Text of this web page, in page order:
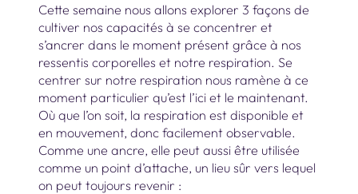
Cette semaine nous allons explorer 3 façons de
cultiver nos capacités à se concentrer et
s’ancrer dans le moment présent grâce à nos
ressentis corporelles et notre respiration. Se
centrer sur notre respiration nous ramène à ce
moment particulier qu’est l’ici et le maintenant.
Où que l’on soit, la respiration est disponible et
en mouvement, donc facilement observable.
Comme une ancre, elle peut aussi être utilisée
comme un point d’attache, un lieu sûr vers lequel
on peut toujours revenir :